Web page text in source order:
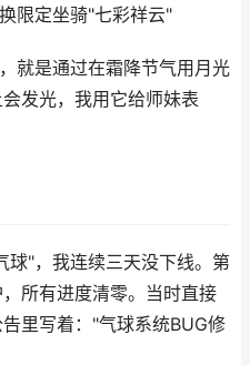
限定坐骑"七彩祥云"
就是通过在霜降节气用月光
发光，我用它给师妹表
球"，我连续三天没下线。第
所有进度清零。当时直接
里写着："气球系统BUG修